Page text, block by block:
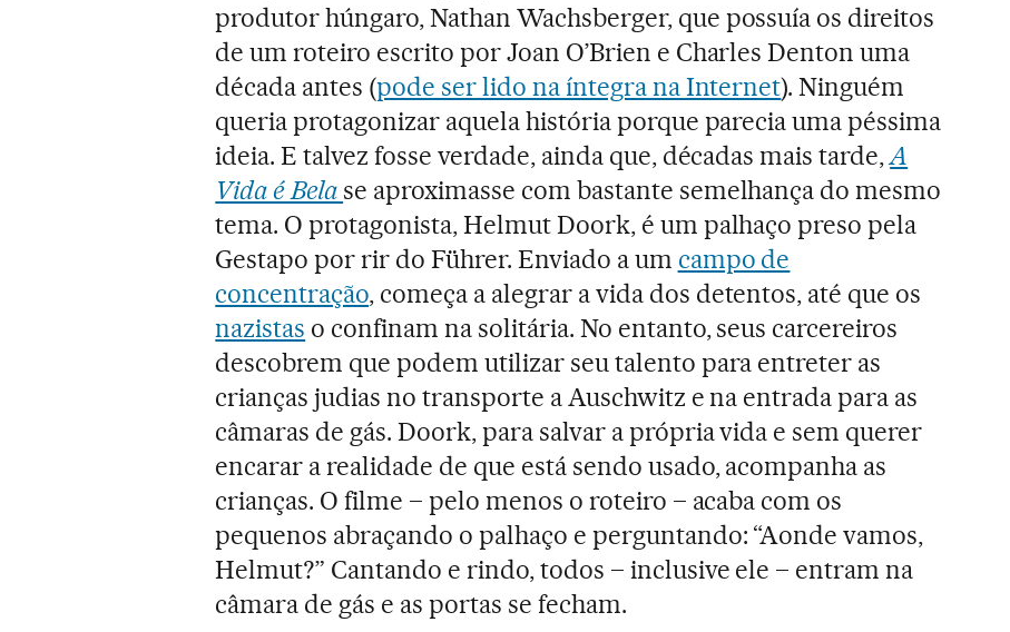
produtor húngaro, Nathan Wachsberger, que possuía os direitos
de um roteiro escrito por Joan O’Brien e Charles Denton uma
década antes (pode ser lido na íntegra na Internet). Ninguém
queria protagonizar aquela história porque parecia uma péssima
ideia. E talvez fosse verdade, ainda que, décadas mais tarde,A
Vida é Bela se aproximasse com bastante semelhança do mesmo
tema. O protagonista, Helmut Doork, é um palhaço preso pela
Gestapo por rir do Führer. Enviado a um campo de
concentração, começa a alegrar a vida dos detentos, até que os
nazistas o confinam na solitária. No entanto, seus carcereiros
descobrem que podem utilizar seu talento para entreter as
crianças judias no transporte a Auschwitz e na entrada para as
câmaras de gás. Doork, para salvar a própria vida e sem querer
encarar a realidade de que está sendo usado, acompanha as
crianças. O filme – pelo menos o roteiro – acaba com os
pequenos abraçando o palhaço e perguntando: “Aonde vamos,
Helmut?” Cantando e rindo, todos – inclusive ele – entram na
câmara de gás e as portas se fecham.